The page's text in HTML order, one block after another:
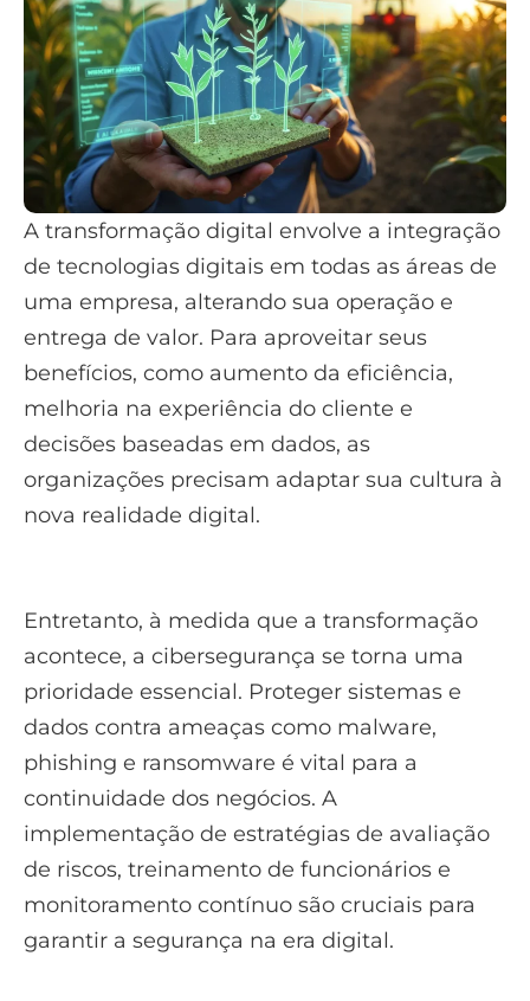
A transformação digital envolve a integração
de tecnologias digitais em todas as áreas de
uma empresa, alterando sua operação e
entrega de valor. Para aproveitar seus
benefícios, como aumento da eficiência,
melhoria na experiência do cliente e
decisões baseadas em dados, as
organizações precisam adaptar sua cultura à
nova realidade digital.
Entretanto, à medida que a transformação
acontece, a cibersegurança se torna uma
prioridade essencial. Proteger sistemas e
dados contra ameaças como malware,
phishing e ransomware é vital para a
continuidade dos negócios. A
implementação de estratégias de avaliação
de riscos, treinamento de funcionários e
monitoramento contínuo são cruciais para
garantir a segurança na era digital.